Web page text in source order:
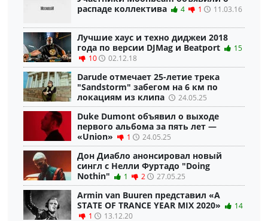
распаде коллектива
4 1 11.03.16
Лучшие хаус и техно диджеи 2018
года по версии DJMag и Beatport
15
10
02.12.18
Darude отмечает 25-летие трека
"Sandstorm" забегом на 6 км по
локациям из клипа
24.05.25
Duke Dumont объявил о выходе
первого альбома за пять лет —
«Union»
1 24.05.25
Дон Диабло анонсировал новый
сингл с Нелли Фуртадо "Doing
Nothin"
1 2 27.05.25
Armin van Buuren представил «A
STATE OF TRANCE YEAR MIX 2020»
14
1
13.12.20